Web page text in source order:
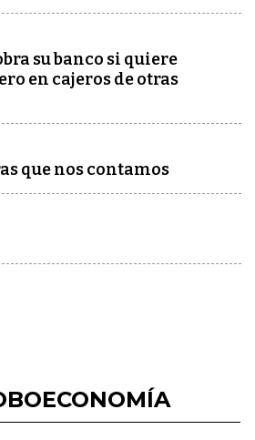
su banco si quiere
en cajeros de otras
que nos contamos